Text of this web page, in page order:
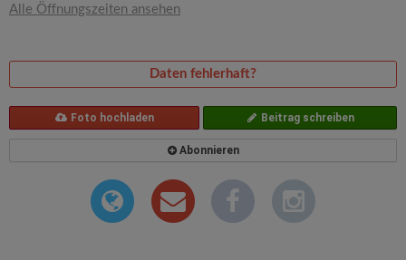
Alle Öffnungszeiten ansehen
Daten fehlerhaft?
Foto hochladen Beitrag schreiben
Abonnieren
n